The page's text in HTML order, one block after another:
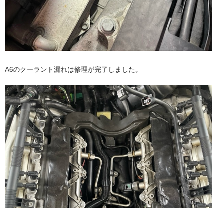
A6のクーラント漏れは修理が完了しました。